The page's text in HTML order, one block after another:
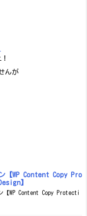
んが
【WP Content Copy Pro
】
【WP Content Copy Protecti